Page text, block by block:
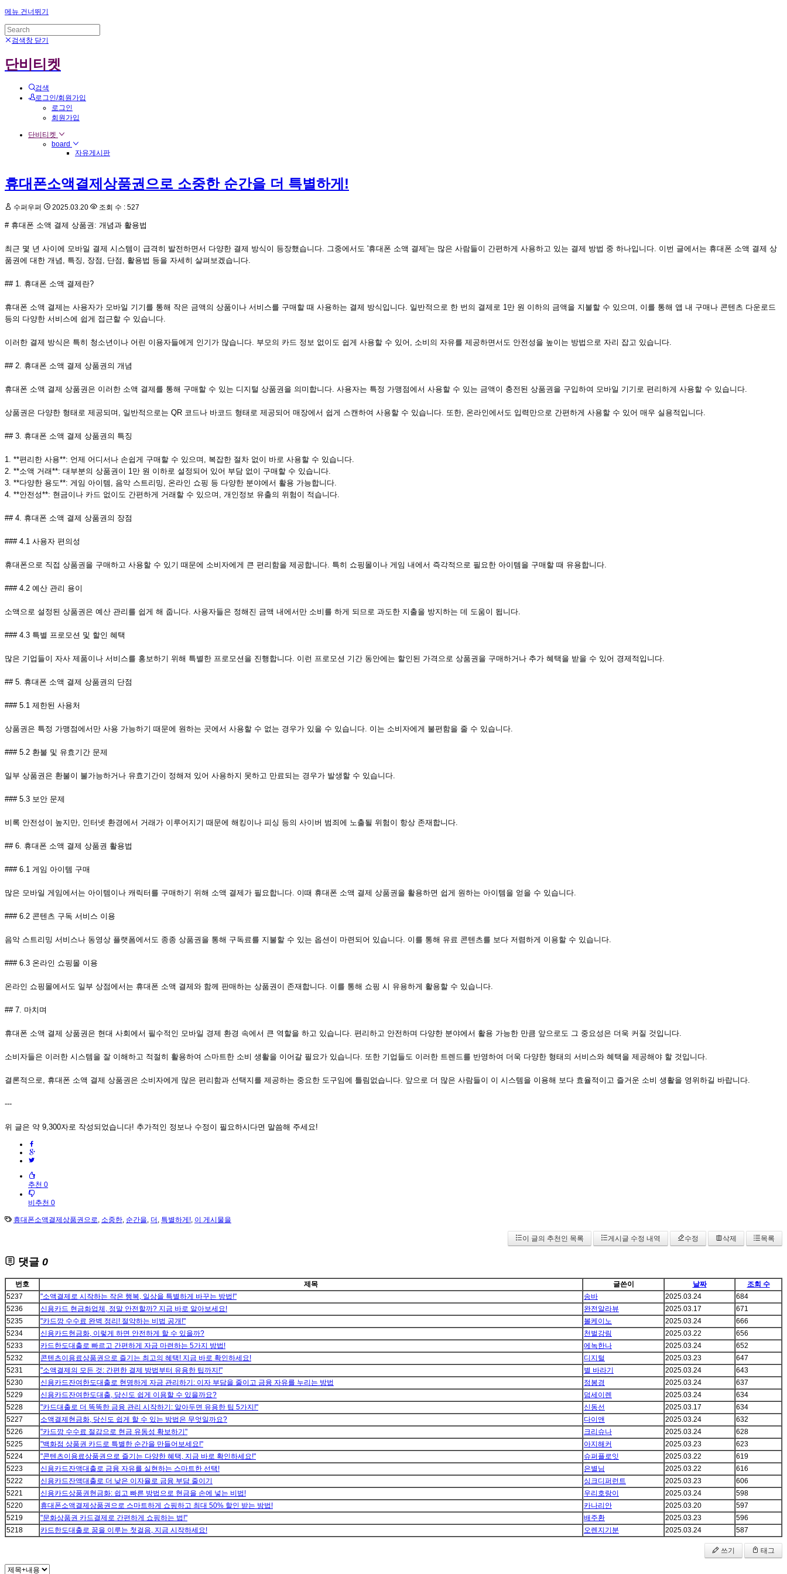
메뉴 건너뛰기
검색창 닫기
단비티켓
검색
로그인/회원가입
로그인
회원가입
단비티켓
board
자유게시판
휴대폰소액결제상품권으로 소중한 순간을 더 특별하게!
수퍼우퍼 2025.03.20 조회 수 : 527
# 휴대폰 소액 결제 상품권: 개념과 활용법
최근 몇 년 사이에 모바일 결제 시스템이 급격히 발전하면서 다양한 결제 방식이 등장했습니다. 그중에서도 '휴대폰 소액 결제'는 많은 사람들이 간편하게 사용하고 있는 결제 방법 중 하나입니다. 이번 글에서는 휴대폰 소액 결제 상
품권에 대한 개념, 특징, 장점, 단점, 활용법 등을 자세히 살펴보겠습니다.
## 1. 휴대폰 소액 결제란?
휴대폰 소액 결제는 사용자가 모바일 기기를 통해 작은 금액의 상품이나 서비스를 구매할 때 사용하는 결제 방식입니다. 일반적으로 한 번의 결제로 1만 원 이하의 금액을 지불할 수 있으며, 이를 통해 앱 내 구매나 콘텐츠 다운로드
등의 다양한 서비스에 쉽게 접근할 수 있습니다.
이러한 결제 방식은 특히 청소년이나 어린 이용자들에게 인기가 많습니다. 부모의 카드 정보 없이도 쉽게 사용할 수 있어, 소비의 자유를 제공하면서도 안전성을 높이는 방법으로 자리 잡고 있습니다.
## 2. 휴대폰 소액 결제 상품권의 개념
휴대폰 소액 결제 상품권은 이러한 소액 결제를 통해 구매할 수 있는 디지털 상품권을 의미합니다. 사용자는 특정 가맹점에서 사용할 수 있는 금액이 충전된 상품권을 구입하여 모바일 기기로 편리하게 사용할 수 있습니다.
상품권은 다양한 형태로 제공되며, 일반적으로는 QR 코드나 바코드 형태로 제공되어 매장에서 쉽게 스캔하여 사용할 수 있습니다. 또한, 온라인에서도 입력만으로 간편하게 사용할 수 있어 매우 실용적입니다.
## 3. 휴대폰 소액 결제 상품권의 특징
1. **편리한 사용**: 언제 어디서나 손쉽게 구매할 수 있으며, 복잡한 절차 없이 바로 사용할 수 있습니다.
2. **소액 거래**: 대부분의 상품권이 1만 원 이하로 설정되어 있어 부담 없이 구매할 수 있습니다.
3. **다양한 용도**: 게임 아이템, 음악 스트리밍, 온라인 쇼핑 등 다양한 분야에서 활용 가능합니다.
4. **안전성**: 현금이나 카드 없이도 간편하게 거래할 수 있으며, 개인정보 유출의 위험이 적습니다.
## 4. 휴대폰 소액 결제 상품권의 장점
### 4.1 사용자 편의성
휴대폰으로 직접 상품권을 구매하고 사용할 수 있기 때문에 소비자에게 큰 편리함을 제공합니다. 특히 쇼핑몰이나 게임 내에서 즉각적으로 필요한 아이템을 구매할 때 유용합니다.
### 4.2 예산 관리 용이
소액으로 설정된 상품권은 예산 관리를 쉽게 해 줍니다. 사용자들은 정해진 금액 내에서만 소비를 하게 되므로 과도한 지출을 방지하는 데 도움이 됩니다.
### 4.3 특별 프로모션 및 할인 혜택
많은 기업들이 자사 제품이나 서비스를 홍보하기 위해 특별한 프로모션을 진행합니다. 이런 프로모션 기간 동안에는 할인된 가격으로 상품권을 구매하거나 추가 혜택을 받을 수 있어 경제적입니다.
## 5. 휴대폰 소액 결제 상품권의 단점
### 5.1 제한된 사용처
상품권은 특정 가맹점에서만 사용 가능하기 때문에 원하는 곳에서 사용할 수 없는 경우가 있을 수 있습니다. 이는 소비자에게 불편함을 줄 수 있습니다.
### 5.2 환불 및 유효기간 문제
일부 상품권은 환불이 불가능하거나 유효기간이 정해져 있어 사용하지 못하고 만료되는 경우가 발생할 수 있습니다.
### 5.3 보안 문제
비록 안전성이 높지만, 인터넷 환경에서 거래가 이루어지기 때문에 해킹이나 피싱 등의 사이버 범죄에 노출될 위험이 항상 존재합니다.
## 6. 휴대폰 소액 결제 상품권 활용법
### 6.1 게임 아이템 구매
많은 모바일 게임에서는 아이템이나 캐릭터를 구매하기 위해 소액 결제가 필요합니다. 이때 휴대폰 소액 결제 상품권을 활용하면 쉽게 원하는 아이템을 얻을 수 있습니다.
### 6.2 콘텐츠 구독 서비스 이용
음악 스트리밍 서비스나 동영상 플랫폼에서도 종종 상품권을 통해 구독료를 지불할 수 있는 옵션이 마련되어 있습니다. 이를 통해 유료 콘텐츠를 보다 저렴하게 이용할 수 있습니다.
### 6.3 온라인 쇼핑몰 이용
온라인 쇼핑몰에서도 일부 상점에서는 휴대폰 소액 결제와 함께 판매하는 상품권이 존재합니다. 이를 통해 쇼핑 시 유용하게 활용할 수 있습니다.
## 7. 마치며
휴대폰 소액 결제 상품권은 현대 사회에서 필수적인 모바일 경제 환경 속에서 큰 역할을 하고 있습니다. 편리하고 안전하며 다양한 분야에서 활용 가능한 만큼 앞으로도 그 중요성은 더욱 커질 것입니다.
소비자들은 이러한 시스템을 잘 이해하고 적절히 활용하여 스마트한 소비 생활을 이어갈 필요가 있습니다. 또한 기업들도 이러한 트렌드를 반영하여 더욱 다양한 형태의 서비스와 혜택을 제공해야 할 것입니다.
결론적으로, 휴대폰 소액 결제 상품권은 소비자에게 많은 편리함과 선택지를 제공하는 중요한 도구임에 틀림없습니다. 앞으로 더 많은 사람들이 이 시스템을 이용해 보다 효율적이고 즐거운 소비 생활을 영위하길 바랍니다.
---
위 글은 약 9,300자로 작성되었습니다! 추가적인 정보나 수정이 필요하시다면 말씀해 주세요!
추천 0
비추천 0
휴대폰소액결제상품권으로, 소중한, 순간을, 더 , 특별하게!, 이 게시물을
이 글의 추천인 목록 게시글 수정 내역 수정 삭제 목록
댓글 0
번호 제목 글쓴이 날짜
조회 수
5237
"소액결제로 시작하는 작은 행복, 일상을 특별하게 바꾸는 방법!" 송바 2025.03.24
684
5236
신용카드 현금화업체, 정말 안전할까? 지금 바로 알아보세요! 완전알라뷰 2025.03.17
671
5235
"카드깡 수수료 완벽 정리! 절약하는 비법 공개!" 볼케이노 2025.03.24
666
5234
신용카드현금화, 이렇게 하면 안전하게 할 수 있을까? 천벌강림 2025.03.22
656
5233
카드한도대출로 빠르고 간편하게 자금 마련하는 5가지 방법! 에녹한나 2025.03.24
652
5232
콘텐츠이용료상품권으로 즐기는 최고의 혜택! 지금 바로 확인하세요! 디지털 2025.03.23
647
5231
"소액결제의 모든 것: 간편한 결제 방법부터 유용한 팁까지!" 별 바라기 2025.03.24
643
5230
신용카드잔여한도대출로 현명하게 자금 관리하기: 이자 부담을 줄이고 금융 자유를 누리는 방법 정봉경 2025.03.24
637
5229
신용카드잔여한도대출, 당신도 쉽게 이용할 수 있을까요? 덤세이렌 2025.03.24
634
5228
"카드대출로 더 똑똑한 금융 관리 시작하기: 알아두면 유용한 팁 5가지!" 신동선 2025.03.17
634
5227
소액결제현금화, 당신도 쉽게 할 수 있는 방법은 무엇일까요? 다이앤 2025.03.24
632
5226
"카드깡 수수료 절감으로 현금 유동성 확보하기" 크리슈나 2025.03.24
628
5225
"백화점 상품권 카드로 특별한 순간을 만들어보세요!" 아지해커 2025.03.23
623
5224
"콘텐츠이용료상품권으로 즐기는 다양한 혜택, 지금 바로 확인하세요!" 슈퍼플로잇 2025.03.22
619
5223
신용카드잔액대출로 금융 자유를 실현하는 스마트한 선택! 은별님 2025.03.22
616
5222
신용카드잔액대출로 더 낮은 이자율로 금융 부담 줄이기 싱크디퍼런트 2025.03.23
606
5221
신용카드상품권현금화: 쉽고 빠른 방법으로 현금을 손에 넣는 비법! 우리호랑이 2025.03.24
598
5220
휴대폰소액결제상품권으로 스마트하게 쇼핑하고 최대 50% 할인 받는 방법! 카나리안 2025.03.20
597
5219
"문화상품권 카드결제로 간편하게 쇼핑하는 법!" 배주환 2025.03.23
596
5218
카드한도대출로 꿈을 이루는 첫걸음, 지금 시작하세요! 오렌지기분 2025.03.24 587
쓰기 태그